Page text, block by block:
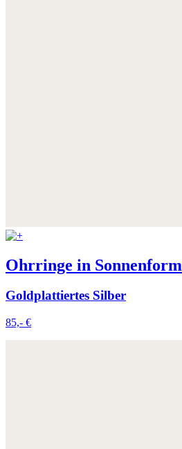
Ohrringe in Sonnenform
Goldplattiertes Silber
85,- €